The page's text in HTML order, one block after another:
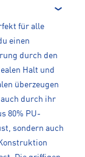
für alle
einen
durch den
Halt und
überzeugen
durch ihr
80% PU-
sondern auch